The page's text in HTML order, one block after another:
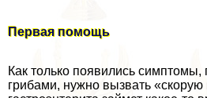
Первая помощь
Как только появились симптомы,
грибами, нужно вызвать